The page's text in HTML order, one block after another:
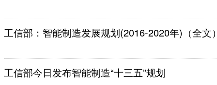
工信部：智能制造发展规划(2016-2020年)（全文
工信部今日发布智能制造“十三五”规划